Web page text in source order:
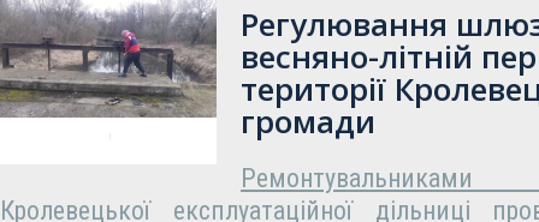
Регулювання
весняно-літній
території
громади
Кролевецької експлуатаційної дільниці